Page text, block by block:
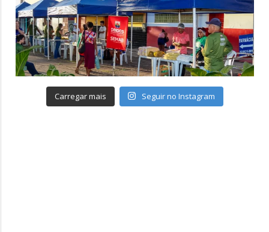
Carregar mais Seguir no Instagram